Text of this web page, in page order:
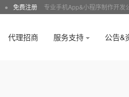
● 免费注册 专业手机App&小程序制作开发
代理招商 服务支持 公告&